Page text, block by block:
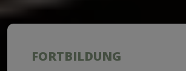
FORTBILDUNG